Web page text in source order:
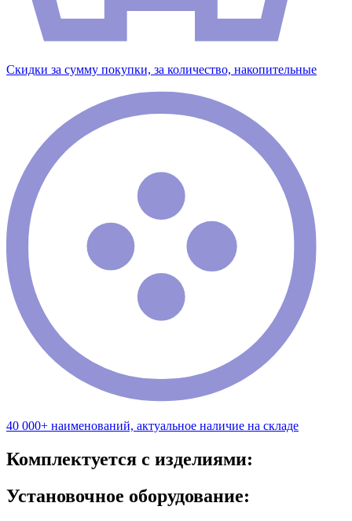
Скидки за сумму покупки, за количество, накопительные
40 000+ наименований, актуальное наличие на складе
Комплектуется с изделиями:
Установочное оборудование: